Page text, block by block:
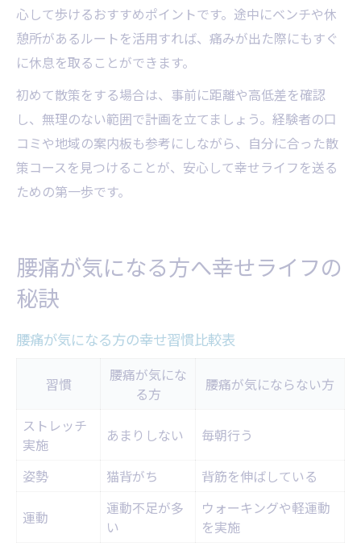
心して歩けるおすすめポイントです。途中にベンチや休
憩所があるルートを活用すれば、痛みが出た際にもすぐ
に休息を取ることができます。
初めて散策をする場合は、事前に距離や高低差を確認
し、無理のない範囲で計画を立てましょう。経験者の口
コミや地域の案内板も参考にしながら、自分に合った散
策コースを見つけることが、安心して幸せライフを送る
ための第一歩です。
腰痛が気になる方へ幸せライフの
秘訣
腰痛が気になる方の幸せ習慣比較表
習慣
腰痛が気にな
る方
腰痛が気にならない方
ストレッチ
実施
あまりしない 毎朝行う
姿勢 猫背がち 背筋を伸ばしている
運動
運動不足が多
い
ウォーキングや軽運動
を実施